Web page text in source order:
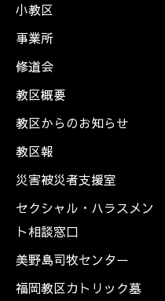
小教区
事業所
修道会
教区概要
教区からのお知らせ
教区報
災害被災者支援室
セクシャル・ハラスメン
ト相談窓口
美野島司牧センター
福岡教区カトリック墓